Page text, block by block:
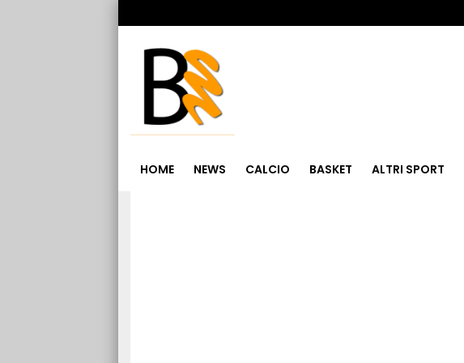
HOME NEWS CALCIO BASKET ALTRI SPORT